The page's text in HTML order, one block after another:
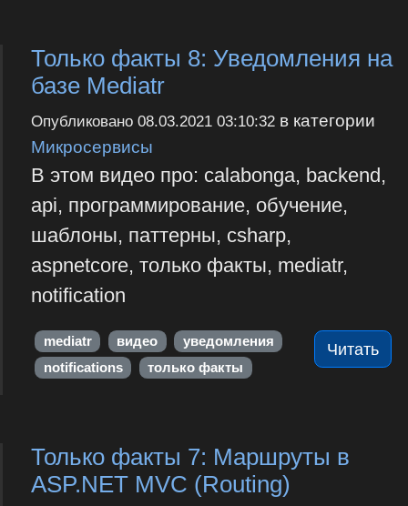
Только факты 8: Уведомления на
базе Mediatr
Опубликовано 08.03.2021 03:10:32в категории
Микросервисы
В этом видео про: calabonga, backend,
api, программирование, обучение,
шаблоны, паттерны, csharp,
aspnetcore, только факты, mediatr,
notification
Читать
mediatr видео
уведомления
notifications
только факты
Только факты 7: Маршруты в
ASP.NET MVC (Routing)